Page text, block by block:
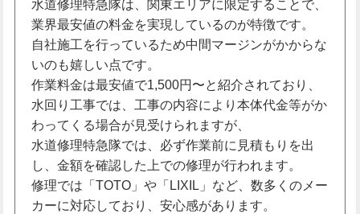
水道修理特急隊は、関東エリアに限定することで、
業界最安値の料金を実現しているのが特徴です。
自社施工を行っているため中間マージンがかからな
いのも嬉しい点です。
作業料金は最安値で1,500円〜と紹介されており、
水回り工事では、工事の内容により本体代金等がか
わってくる場合が見受けられますが、
水道修理特急隊では、必ず作業前に見積もりを出
し、金額を確認した上での修理が行われます。
修理では「TOTO」や「LIXIL」など、数多くのメー
カーに対応しており、安心感があります。